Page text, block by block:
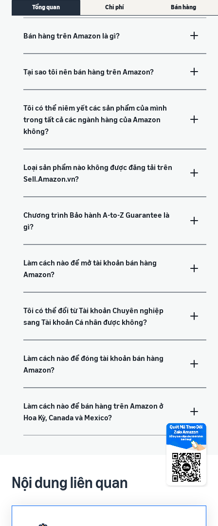
Tổng quan Chi phí Bán hàng
Bán hàng trên Amazon là gì?
Tại sao tôi nên bán hàng trên Amazon?
Tôi có thể niêm yết các sản phẩm của mình
trong tất cả các ngành hàng của Amazon
không?
Loại sản phẩm nào không được đăng tải trên
Sell.Amazon.vn?
Chương trình Bảo hành A-to-Z Guarantee là
gì?
Làm cách nào để mở tài khoản bán hàng
Amazon?
Tôi có thể đổi từ Tài khoản Chuyên nghiệp
sang Tài khoản Cá nhân được không?
Làm cách nào để đóng tài khoản bán hàng
Amazon?
Làm cách nào để bán hàng trên Amazon ở
Hoa Kỳ, Canada và Mexico?
Nội dung liên quan